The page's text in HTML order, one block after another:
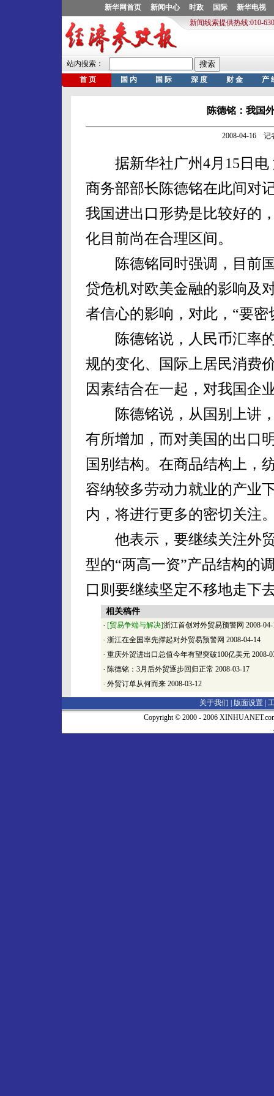
陈德铭：我国
2008-04-16 记
据新华社广州4月15日电
商务部部长陈德铭在此间对
我国进出口形势是比较好的
化目前尚在合理区间。
陈德铭同时强调，目前国
贷危机对欧美金融的影响及
者信心的影响，对此，“要密
陈德铭说，人民币汇率的
规的变化、国际上居民消费
因素结合在一起，对我国企
陈德铭说，从国别上讲，
有所增加，而对美国的出口
国别结构。在商品结构上，
容纳较多劳动力就业的产业
内，将进行更多的密切关注
他表示，要继续关注外贸
型的“两高一资”产品结构的
口则要继续坚定不移地走下
相关稿件
· [贸易争端与解决]浙江首创对外贸易预警网 2008-04-
· 浙江在全国率先撑起对外贸易预警网 2008-04-14
· 重庆外贸进出口总值今年有望突破100亿美元 2008-
· 陈德铭：3月后外贸逐步回归正常 2008-03-17
· 外贸订单从何而来 2008-03-12
关于我们 | 版面设置
Copyright © 2000 - 2006